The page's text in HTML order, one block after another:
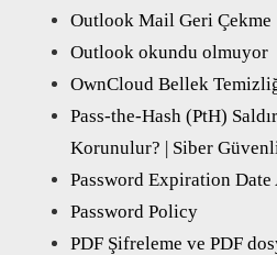
Outlook Mail Geri Çekme
Outlook okundu olmuyor
OwnCloud Bellek
Pass-the-Hash (PtH)
Korunulur? | Siber
Password Expiration Date
Password Policy
PDF Şifreleme ve PDF